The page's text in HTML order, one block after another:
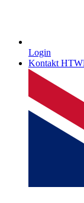
Login
Kontakt